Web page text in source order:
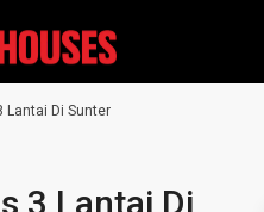
Lantai Di Sunter
3 Lantai Di